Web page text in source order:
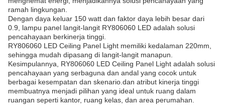
ramah lingkungan.
Dengan daya keluar 150 watt dan faktor daya lebih besar dari
0.9, lampu panel langit-langit RY806060 LED adalah solusi
pencahayaan berkinerja tinggi.
RY806060 LED Ceiling Panel Light memiliki kedalaman 220mm,
sehingga mudah dipasang di langit-langit manapun.
Kesimpulannya, RY806060 LED Ceiling Panel Light adalah solusi
pencahayaan yang serbaguna dan andal yang cocok untuk
berbagai kesempatan dan skenario.dan atribut kinerja tinggi
membuatnya menjadi pilihan yang ideal untuk ruang dalam
ruangan seperti kantor, ruang kelas, dan area perumahan.